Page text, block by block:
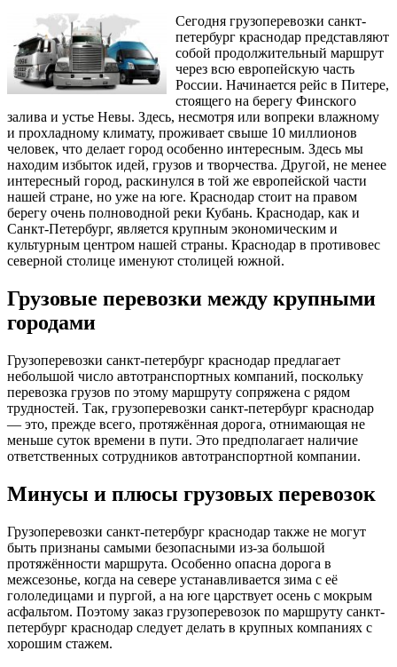
Сегодня грузоперевозки санкт-
петербург краснодар представляют
собой продолжительный маршрут
через всю европейскую часть
России. Начинается рейс в Питере,
стоящего на берегу Финского
залива и устье Невы. Здесь, несмотря или вопреки влажному
и прохладному климату, проживает свыше 10 миллионов
человек, что делает город особенно интересным. Здесь мы
находим избыток идей, грузов и творчества. Другой, не менее
интересный город, раскинулся в той же европейской части
нашей стране, но уже на юге. Краснодар стоит на правом
берегу очень полноводной реки Кубань. Краснодар, как и
Санкт-Петербург, является крупным экономическим и
культурным центром нашей страны. Краснодар в противовес
северной столице именуют столицей южной.
Грузовые перевозки между крупными
городами
Грузоперевозки санкт-петербург краснодар предлагает
небольшой число автотранспортных компаний, поскольку
перевозка грузов по этому маршруту сопряжена с рядом
трудностей. Так, грузоперевозки санкт-петербург краснодар
— это, прежде всего, протяжённая дорога, отнимающая не
меньше суток времени в пути. Это предполагает наличие
ответственных сотрудников автотранспортной компании.
Минусы и плюсы грузовых перевозок
Грузоперевозки санкт-петербург краснодар также не могут
быть признаны самыми безопасными из-за большой
протяжённости маршрута. Особенно опасна дорога в
межсезонье, когда на севере устанавливается зима с её
гололедицами и пургой, а на юге царствует осень с мокрым
асфальтом. Поэтому заказ грузоперевозок по маршруту санкт-
петербург краснодар следует делать в крупных компаниях с
хорошим стажем.